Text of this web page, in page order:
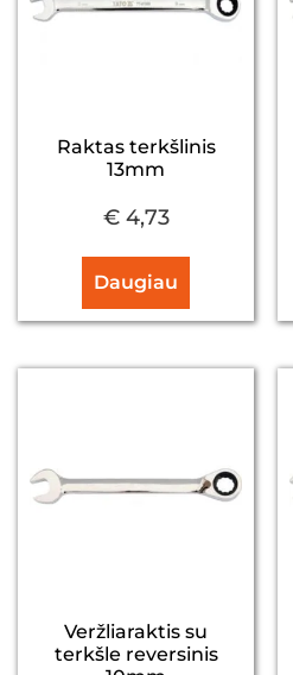
Raktas terkšlinis
13mm
€4,73
Daugiau
Veržliaraktis su
terkšle reversinis